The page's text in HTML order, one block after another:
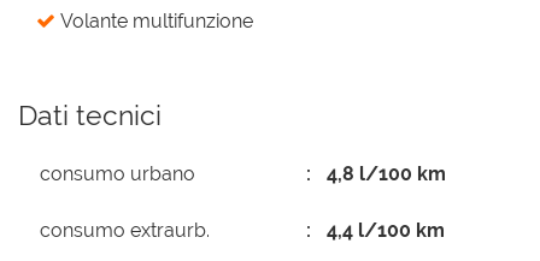
Volante multifunzione
Dati tecnici
consumo urbano 4,8 l/100 km
consumo extraurb. 4,4 l/100 km